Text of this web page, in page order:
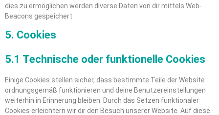
dies zu ermöglichen werden diverse Daten von dir mittels Web-
Beacons gespeichert.
5. Cookies
5.1 Technische oder funktionelle Cookies
Einige Cookies stellen sicher, dass bestimmte Teile der Website
ordnungsgemäß funktionieren und deine Benutzereinstellungen
weiterhin in Erinnerung bleiben. Durch das Setzen funktionaler
Cookies erleichtern wir dir den Besuch unserer Website. Auf diese